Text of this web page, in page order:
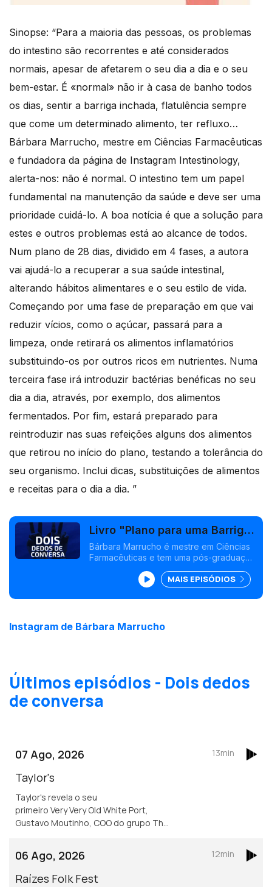
Sinopse: “Para a maioria das pessoas, os problemas
do intestino são recorrentes e até considerados
normais, apesar de afetarem o seu dia a dia e o seu
bem-estar. É «normal» não ir à casa de banho todos
os dias, sentir a barriga inchada, flatulência sempre
que come um determinado alimento, ter refluxo…
Bárbara Marrucho, mestre em Ciências Farmacêuticas
e fundadora da página de Instagram Intestinology,
alerta-nos: não é normal. O intestino tem um papel
fundamental na manutenção da saúde e deve ser uma
prioridade cuidá-lo. A boa notícia é que a solução para
estes e outros problemas está ao alcance de todos.
Num plano de 28 dias, dividido em 4 fases, a autora
vai ajudá-lo a recuperar a sua saúde intestinal,
alterando hábitos alimentares e o seu estilo de vida.
Começando por uma fase de preparação em que vai
reduzir vícios, como o açúcar, passará para a
limpeza, onde retirará os alimentos inflamatórios
substituindo-os por outros ricos em nutrientes. Numa
terceira fase irá introduzir bactérias benéficas no seu
dia a dia, através, por exemplo, dos alimentos
fermentados. Por fim, estará preparado para
reintroduzir nas suas refeições alguns dos alimentos
que retirou no início do plano, testando a tolerância do
seu organismo. Inclui dicas, substituições de alimentos
e receitas para o dia a dia. ”
Livro "Plano para uma Barriga
Feliz",
Bárbara Marrucho é mestre em Ciências
Farmacêuticas e tem uma pós-graduação
Universidade do Algarve. Hoje veio falar
do seu livro "Plano para uma Barriga
Feliz".
MAIS EPISÓDIOS
Instagram de Bárbara Marrucho
Últimos episódios - Dois dedos
de conversa
07 Ago, 2026
Taylor's
Taylor's revela o seu
primeiro Very Very Old White Port,
Gustavo Moutinho, COO do grupo The
tão especiais.
13min
06 Ago, 2026
Raízes Folk Fest
12min